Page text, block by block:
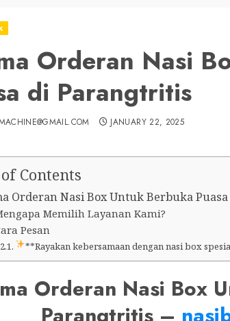
Orderan Nasi
di Parangtritis
JANUARY 22, 2025
Contents
Orderan Nasi Box Untuk Berbuka
Memilih Layanan Kami?
Pesan
**Rayakan kebersamaan dengan nasi box
Orderan Nasi Box